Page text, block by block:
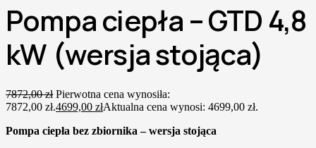
Pompa ciepła – GTD 4,8
kW (wersja stojąca)
7872,00zł Pierwotna cena wynosiła:
7872,00 zł.4699,00 złAktualna cena wynosi: 4699,00 zł.
Pompa ciepła bez zbiornika – wersja stojąca